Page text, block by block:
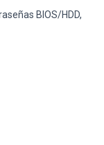
BIOS/HDD,